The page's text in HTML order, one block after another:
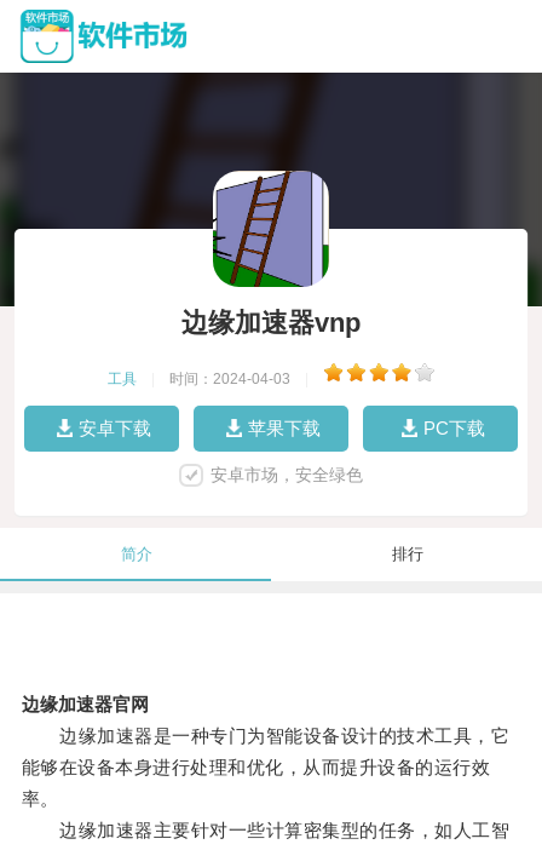
边缘加速器vnp
工具 时间：2024-04-03
安卓下载 苹果下载 PC下载
安卓市场，安全绿色
简介 排行
边缘加速器官网
边缘加速器是一种专门为智能设备设计的技术工具，它
能够在设备本身进行处理和优化，从而提升设备的运行效
率。
边缘加速器主要针对一些计算密集型的任务，如人工智